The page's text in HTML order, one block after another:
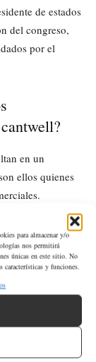
para almacenar y/o
nos permitirá
únicas en este sitio. No
características y funciones.
de estados
del congreso,
por el
en un
ellos quienes
en el
por las
del comercio
agrícolas,